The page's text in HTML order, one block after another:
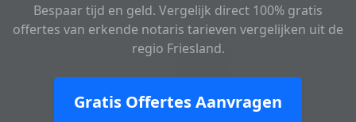
Bespaar tijd en geld. Vergelijk direct 100% gratis
offertes van erkende notaris tarieven vergelijken uit de
regio Friesland.
Gratis Offertes Aanvragen